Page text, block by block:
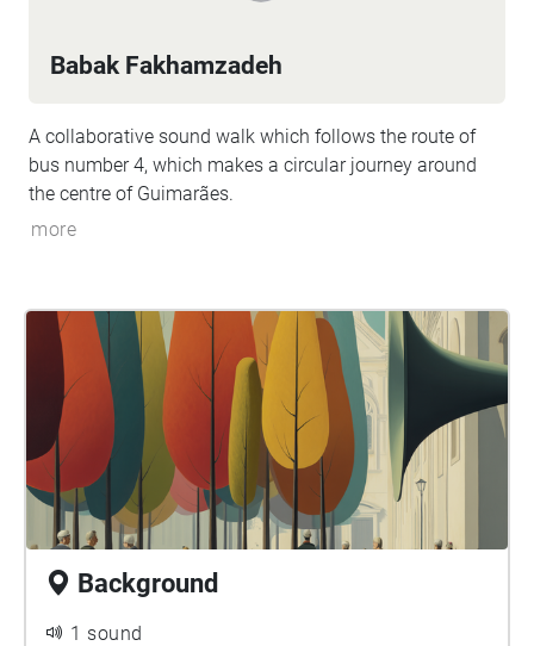
Babak Fakhamzadeh
A collaborative sound walk which follows the route of
bus number 4, which makes a circular journey around
the centre of Guimarães.
more
Background
1 sound